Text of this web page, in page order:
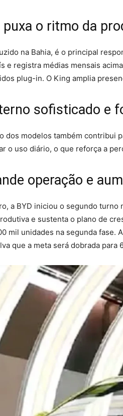
o ritmo da
na Bahia, é o principal
e registra médias mensais
plug-in. O King amplia
sofisticado e
dos modelos também contribui
o uso diário, o que reforça a
operação e
a BYD iniciou o segundo turno
e sustenta o plano de
mil unidades na segunda fase.
que a meta será dobrada